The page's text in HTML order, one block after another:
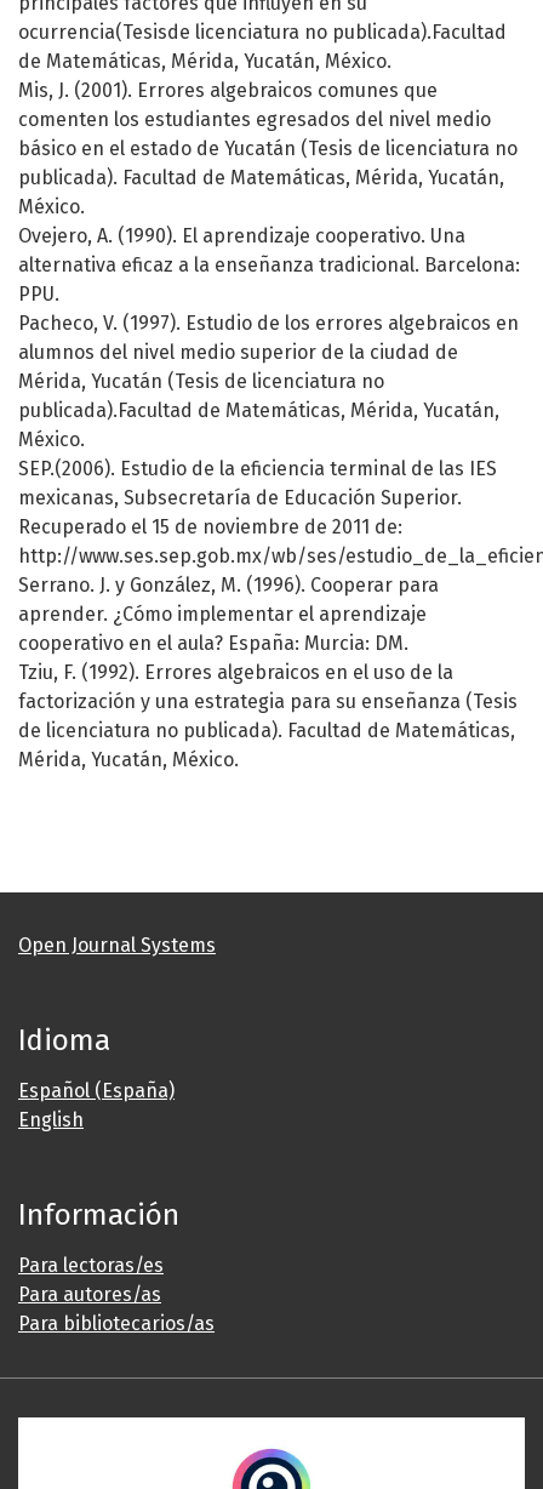
ocurrencia(Tesisde licenciatura no publicada).Facultad
de Matemáticas, Mérida, Yucatán, México.
Mis, J. (2001). Errores algebraicos comunes que
comenten los estudiantes egresados del nivel medio
básico en el estado de Yucatán (Tesis de licenciatura no
publicada). Facultad de Matemáticas, Mérida, Yucatán,
México.
Ovejero, A. (1990). El aprendizaje cooperativo. Una
alternativa eficaz a la enseñanza tradicional. Barcelona:
PPU.
Pacheco, V. (1997). Estudio de los errores algebraicos en
alumnos del nivel medio superior de la ciudad de
Mérida, Yucatán (Tesis de licenciatura no
publicada).Facultad de Matemáticas, Mérida, Yucatán,
México.
SEP.(2006). Estudio de la eficiencia terminal de las IES
mexicanas, Subsecretaría de Educación Superior.
Recuperado el 15 de noviembre de 2011 de:
http://www.ses.sep.gob.mx/wb/ses/
Serrano. J. y González, M. (1996). Cooperar para
aprender. ¿Cómo implementar el aprendizaje
cooperativo en el aula? España: Murcia: DM.
Tziu, F. (1992). Errores algebraicos en el uso de la
factorización y una estrategia para su enseñanza (Tesis
de licenciatura no publicada). Facultad de Matemáticas,
Mérida, Yucatán, México.
Open Journal Systems
Idioma
Español (España)
English
Información
Para lectoras/es
Para autores/as
Para bibliotecarios/as